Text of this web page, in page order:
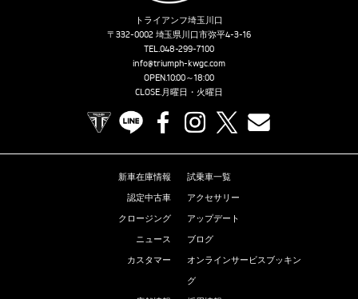
トライアンフ埼玉川口
〒332-0002 埼玉県川口市弥平4-3-16
TEL.048-299-7100
info@triumph-kwgc.com
OPEN.10:00～18:00
CLOSE.月曜日・火曜日
TRIUMPH OFFICIAL SITE
LINE FacebookInstagram
新車在庫情報
試乗車一覧
認定中古車
アクセサリー
クロージング
アップデート
ニュース
ブログ
カスタマー
オンラインサービスブッキン
グ